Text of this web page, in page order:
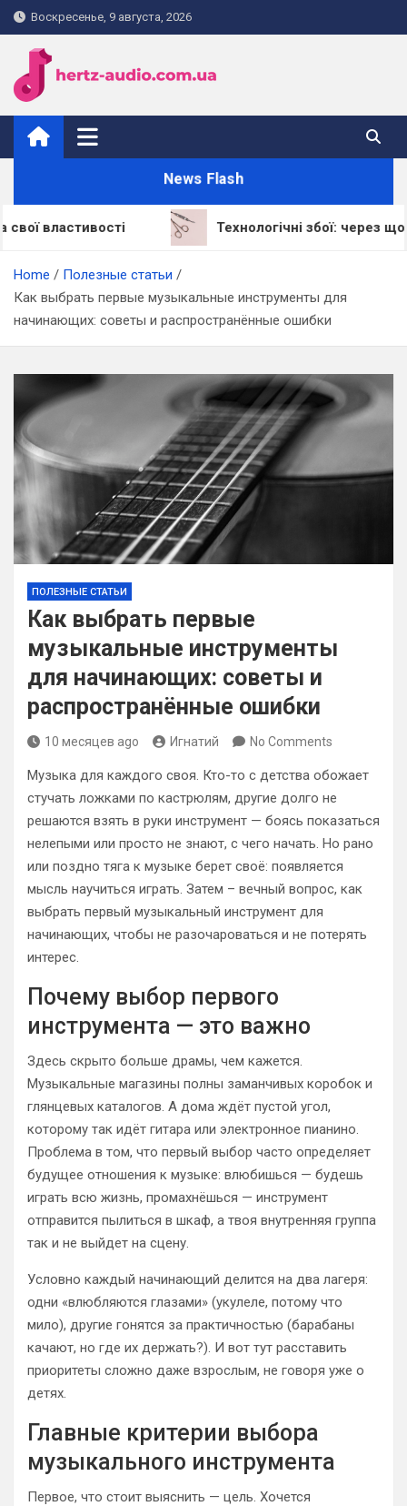
Skip
to
content
Воскресенье, 9 августа, 2026
hertz-audio.com.ua
News Flash
Технологічні збої: через що LED-
Home
Полезные статьи
Как выбрать первые музыкальные инструменты для
начинающих: советы и распространённые ошибки
ПОЛЕЗНЫЕ СТАТЬИ
Как выбрать первые
музыкальные инструменты
для начинающих: советы и
распространённые ошибки
10 месяцев ago Игнатий No Comments
Музыка для каждого своя. Кто-то с детства обожает
стучать ложками по кастрюлям, другие долго не
решаются взять в руки инструмент — боясь показаться
нелепыми или просто не знают, с чего начать. Но рано
или поздно тяга к музыке берет своё: появляется
мысль научиться играть. Затем – вечный вопрос, как
выбрать первый музыкальный инструмент для
начинающих, чтобы не разочароваться и не потерять
интерес.
Почему выбор первого
инструмента — это важно
Здесь скрыто больше драмы, чем кажется.
Музыкальные магазины полны заманчивых коробок и
глянцевых каталогов. А дома ждёт пустой угол,
которому так идёт гитара или электронное пианино.
Проблема в том, что первый выбор часто определяет
будущее отношения к музыке: влюбишься — будешь
играть всю жизнь, промахнёшься — инструмент
отправится пылиться в шкаф, а твоя внутренняя группа
так и не выйдет на сцену.
Условно каждый начинающий делится на два лагеря:
одни «влюбляются глазами» (укулеле, потому что
мило), другие гонятся за практичностью (барабаны
качают, но где их держать?). И вот тут расставить
приоритеты сложно даже взрослым, не говоря уже о
детях.
Главные критерии выбора
музыкального инструмента
Первое, что стоит выяснить — цель. Хочется